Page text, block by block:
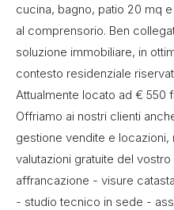
cucina, bagno, patio 20 mq
al comprensorio. Ben
soluzione immobiliare, in
contesto residenziale
Attualmente locato ad € 550
Offriamo ai nostri clienti
gestione vendite e
valutazioni gratuite del
affrancazione - visure
- studio tecnico in sede -